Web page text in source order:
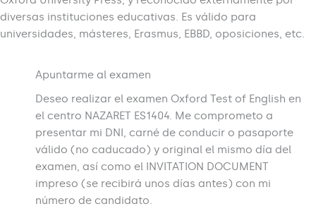
diversas instituciones educativas. Es válido para
universidades, másteres, Erasmus, EBBD, oposiciones, etc.
Apuntarme al examen
Deseo realizar el examen Oxford Test of English en
el centro NAZARET ES1404. Me comprometo a
presentar mi DNI, carné de conducir o pasaporte
válido (no caducado) y original el mismo día del
examen, así como el INVITATION DOCUMENT
impreso (se recibirá unos días antes) con mi
número de candidato.